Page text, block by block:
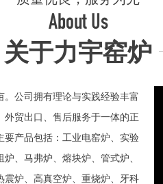
About Us
关于力宇窑炉
公司拥有理论与实践经验丰富
贸出口、售后服务于一体的正
产品包括：工业电窑炉、实验
、马弗炉、熔块炉、管式炉、
震炉、高真空炉、重烧炉、牙科